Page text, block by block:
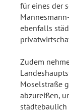
für eines der
ebenfalls
Zudem
Moselstraße
abzureißen,